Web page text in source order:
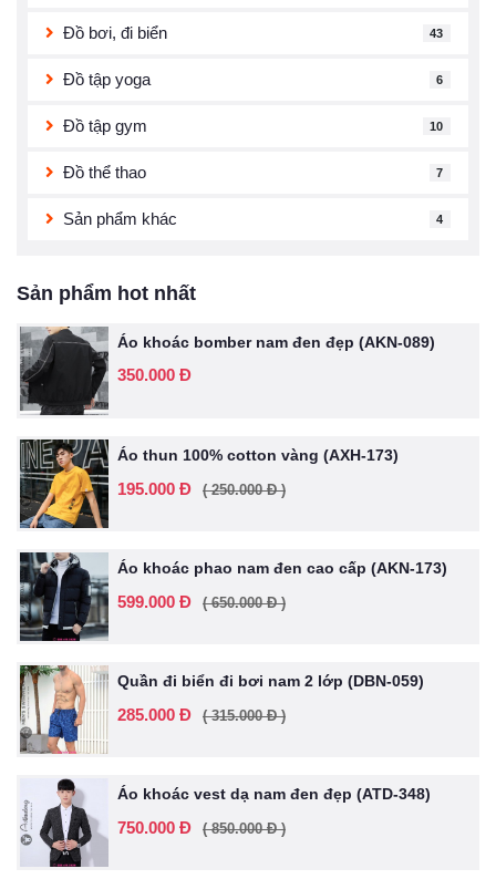
Đồ bơi, đi biển 43
Đồ tập yoga 6
Đồ tập gym 10
Đồ thể thao 7
Sản phẩm khác 4
Sản phẩm hot nhất
Áo khoác bomber nam đen đẹp (AKN-089)
350.000 Đ
Áo thun 100% cotton vàng (AXH-173)
195.000 Đ ( 250.000 Đ )
Áo khoác phao nam đen cao cấp (AKN-173)
599.000 Đ ( 650.000 Đ )
Quần đi biển đi bơi nam 2 lớp (DBN-059)
285.000 Đ ( 315.000 Đ )
Áo khoác vest dạ nam đen đẹp (ATD-348)
750.000 Đ ( 850.000 Đ )